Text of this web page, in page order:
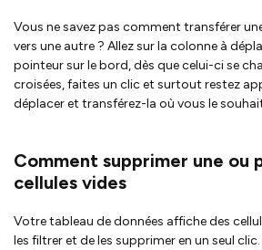
Vous ne savez pas comment transférer
vers une autre ? Allez sur la colonne à
pointeur sur le bord, dès que celui-ci se
croisées, faites un clic et surtout restez
déplacer et transférez-la où vous le
Comment supprimer une ou
cellules vides
Votre tableau de données affiche des
les filtrer et de les supprimer en un seul